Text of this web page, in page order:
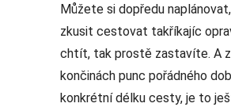
Můžete si dopředu
zkusit cestovat takříkajíc
chtít, tak prostě zastavíte. A
končinách punc pořádného
konkrétní délku cesty, je to